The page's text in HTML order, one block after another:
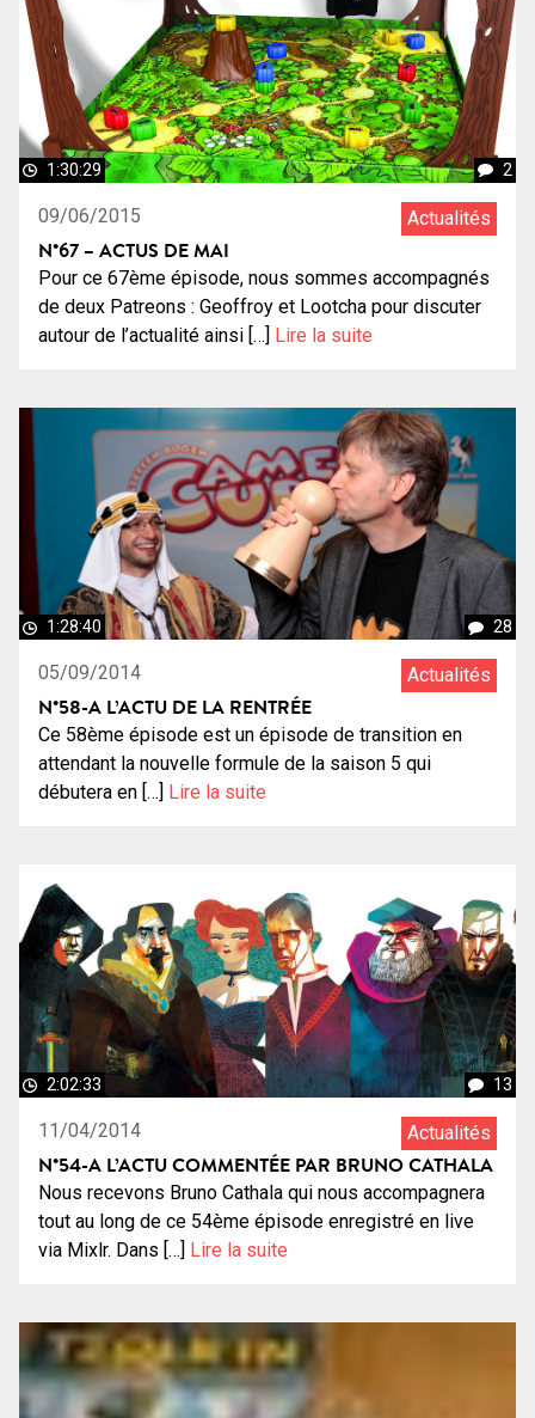
1:30:29 2
09/06/2015 Actualités
N°67 – ACTUS DE MAI
Pour ce 67ème épisode, nous sommes accompagnés
de deux Patreons : Geoffroy et Lootcha pour discuter
autour de l’actualité ainsi […] Lire la suite
1:28:40 28
05/09/2014 Actualités
N°58-A L’ACTU DE LA RENTRÉE
Ce 58ème épisode est un épisode de transition en
attendant la nouvelle formule de la saison 5 qui
débutera en […]
Lire la suite
2:02:33 13
11/04/2014 Actualités
N°54-A L’ACTU COMMENTÉE PAR BRUNO CATHALA
Nous recevons Bruno Cathala qui nous accompagnera
tout au long de ce 54ème épisode enregistré en live
via Mixlr. Dans […] Lire la suite